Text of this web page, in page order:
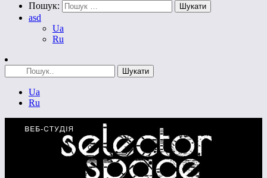
Пошук:
asd
Ua
Ru
Ua
Ru